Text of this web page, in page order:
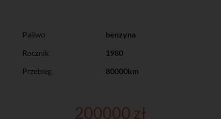
Paliwo
benzyna
Rocznik
1980
Przebieg
80000km
200000 zł